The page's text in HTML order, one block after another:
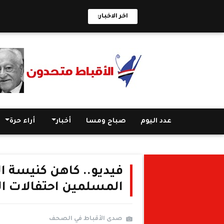
اخر الاخبار:
عدد اليوم صباح ومسا أخبار أراء حرة
فيديو.. كاهن كنيسة
المسلمين احتفالات
صدى الأقباط في الصحف